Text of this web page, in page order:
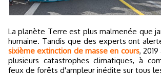
La planète Terre est plus malmenée que jamais par l'activité
humaine. Tandis que des experts ont
sixième extinction de masse en cours,
plusieurs catastrophes climatiques, à
feux de forêts d'ampleur inédite sur tous